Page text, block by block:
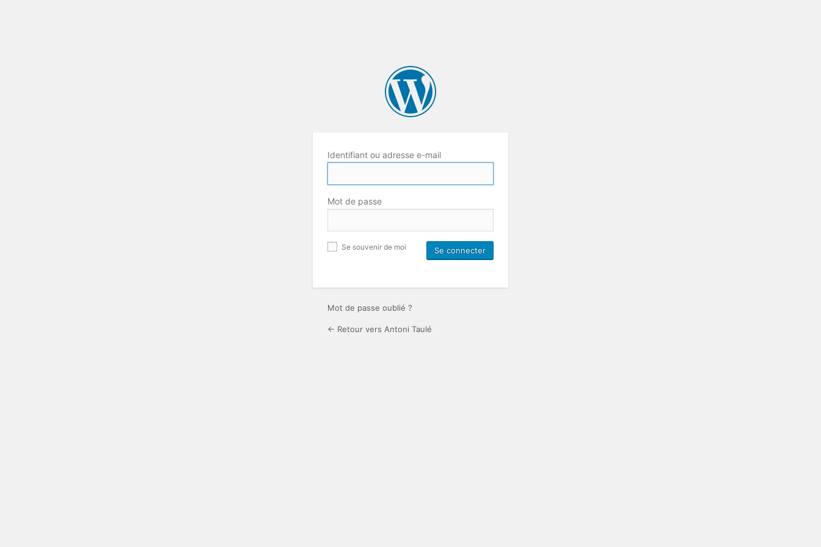
Identifiant ou adresse e-mail
Mot de passe
Se souvenir de moi
Mot de passe oublié ?
← Retour vers Antoni Taulé